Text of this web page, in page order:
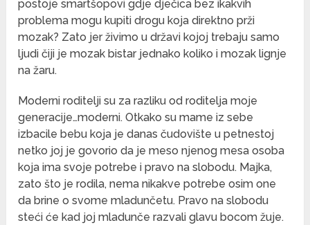
postoje smartšopovi gdje dječica bez ikakvih
problema mogu kupiti drogu koja direktno prži
mozak? Zato jer živimo u državi kojoj trebaju samo
ljudi čiji je mozak bistar jednako koliko i mozak lignje
na žaru.
Moderni roditelji su za razliku od roditelja moje
generacije…moderni. Otkako su mame iz sebe
izbacile bebu koja je danas čudovište u petnestoj
netko joj je govorio da je meso njenog mesa osoba
koja ima svoje potrebe i pravo na slobodu. Majka,
zato što je rodila, nema nikakve potrebe osim one
da brine o svome mladunčetu. Pravo na slobodu
steći će kad joj mladunče razvali glavu bocom žuje.